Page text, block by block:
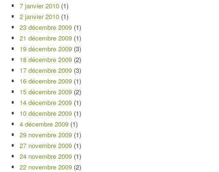
7 janvier 2010 (1)
2 janvier 2010 (1)
23 décembre 2009 (1)
21 décembre 2009 (1)
19 décembre 2009 (3)
18 décembre 2009 (2)
17 décembre 2009 (3)
16 décembre 2009 (1)
15 décembre 2009 (2)
14 décembre 2009 (1)
10 décembre 2009 (1)
4 décembre 2009 (1)
29 novembre 2009 (1)
27 novembre 2009 (1)
24 novembre 2009 (1)
22 novembre 2009 (2)